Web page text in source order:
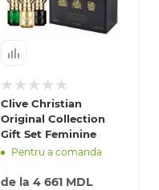
Clive Christian
Original Collection
Gift Set Feminine
Pentru a comanda
de la 4 661 MDL